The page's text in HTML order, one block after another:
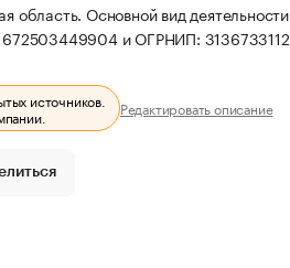
Основной вид
672503449904 и ОГРНИП:
источников.
Редактировать описание